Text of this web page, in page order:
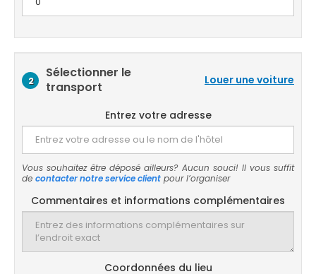
2
Sélectionner le
transport
Louer une voiture
Entrez votre adresse
Vous souhaitez être déposé ailleurs? Aucun souci! Il vous suffit
de contacter notre service client pour l’organiser
Commentaires et informations complémentaires
Coordonnées du lieu